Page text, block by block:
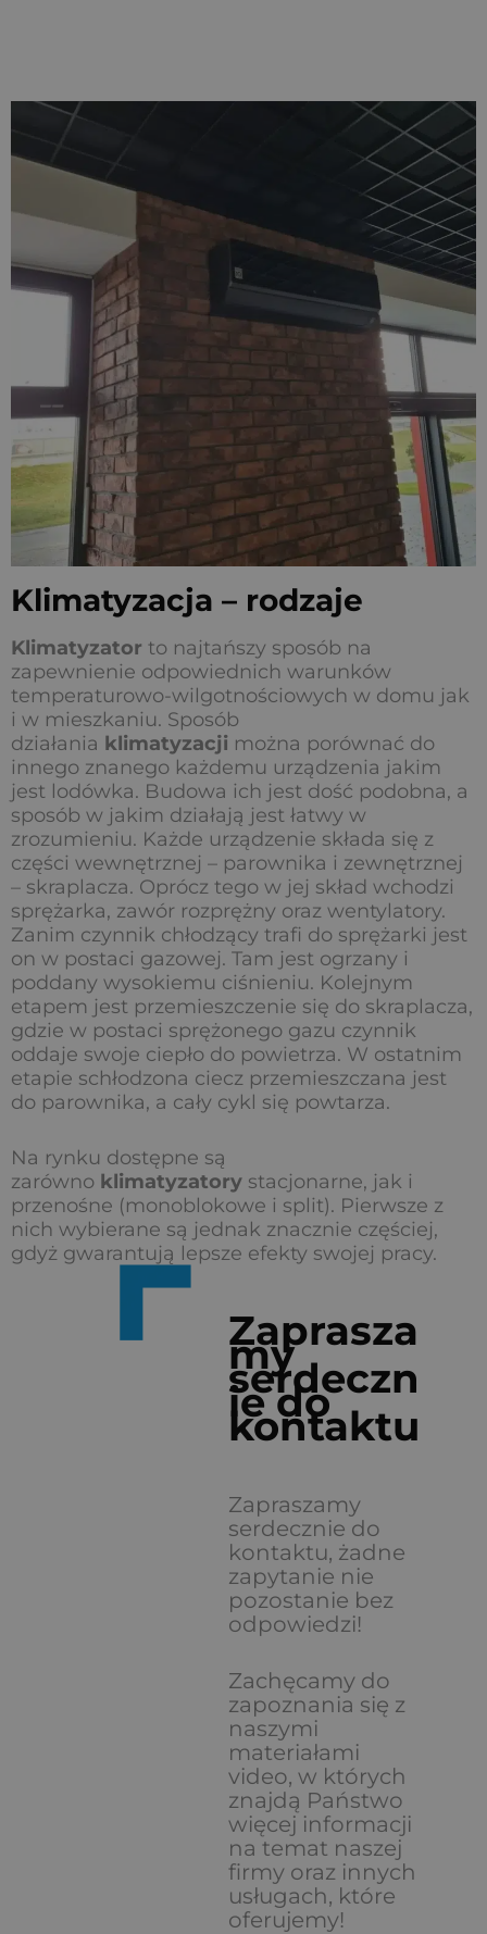
Klimatyzacja – rodzaje
Klimatyzator to najtańszy sposób na
zapewnienie odpowiednich warunków
temperaturowo-wilgotnościowych w domu jak
i w mieszkaniu. Sposób
działania klimatyzacji można porównać do
innego znanego każdemu urządzenia jakim
jest lodówka. Budowa ich jest dość podobna, a
sposób w jakim działają jest łatwy w
zrozumieniu. Każde urządzenie składa się z
części wewnętrznej – parownika i zewnętrznej
– skraplacza. Oprócz tego w jej skład wchodzi
sprężarka, zawór rozprężny oraz wentylatory.
Zanim czynnik chłodzący trafi do sprężarki jest
on w postaci gazowej. Tam jest ogrzany i
poddany wysokiemu ciśnieniu. Kolejnym
etapem jest przemieszczenie się do skraplacza,
gdzie w postaci sprężonego gazu czynnik
oddaje swoje ciepło do powietrza. W ostatnim
etapie schłodzona ciecz przemieszczana jest
do parownika, a cały cykl się powtarza.
Na rynku dostępne są
zarówno klimatyzatory stacjonarne, jak i
przenośne (monoblokowe i split). Pierwsze z
nich wybierane są jednak znacznie częściej,
gdyż gwarantują lepsze efekty swojej pracy.
Zaprasza
my
serdeczn
ie do
kontaktu
Zapraszamy
serdecznie do
kontaktu, żadne
zapytanie nie
pozostanie bez
odpowiedzi!
Zachęcamy do
zapoznania się z
naszymi
materiałami
video, w których
znajdą Państwo
więcej informacji
na temat naszej
firmy oraz innych
usługach, które
oferujemy!